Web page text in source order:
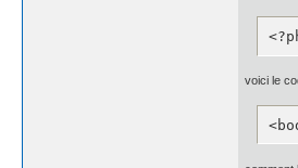
voici le